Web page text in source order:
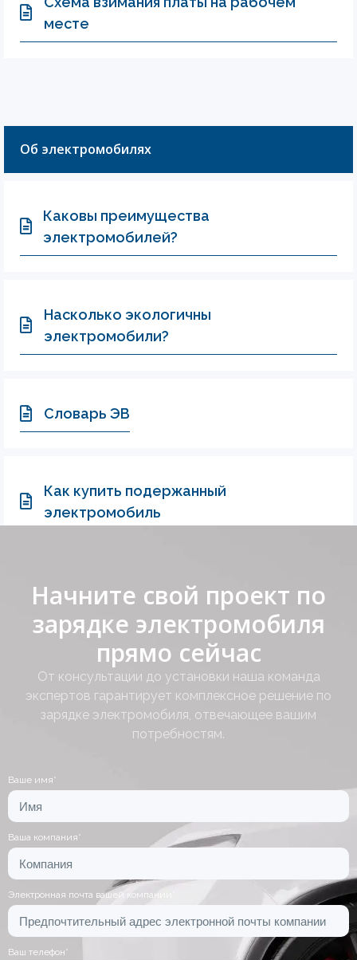
месте
Об электромобилях
Каковы преимущества
электромобилей?
Насколько экологичны
электромобили?
Словарь ЭВ
Как купить подержанный
электромобиль
Начните свой проект по
зарядке электромобиля
прямо сейчас
От консультации до установки наша команда
экспертов гарантирует комплексное решение по
зарядке электромобиля, отвечающее вашим
потребностям.
Ваше имя*
Ваша компания*
Электронная почта вашей компании*
Ваш телефон*